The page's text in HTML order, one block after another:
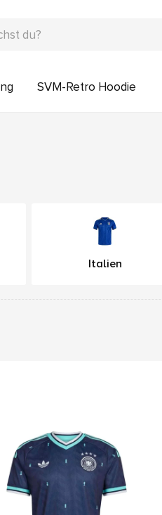
SVM-Retro Hoodie
Italien